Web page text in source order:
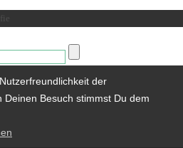
der
Besuch stimmst Du dem